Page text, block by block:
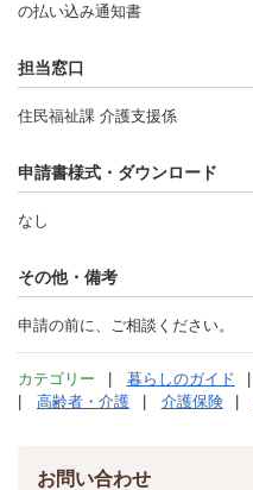
の払い込み通知書
担当窓口
住民福祉課 介護支援係
申請書様式・ダウンロード
なし
その他・備考
申請の前に、ご相談ください。
カテゴリー 暮らしのガイド
高齢者・介護
介護保険
お問い合わせ